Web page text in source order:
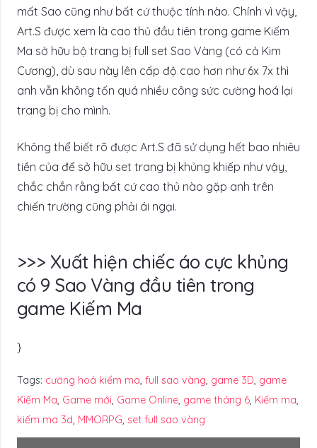
mất Sao cũng như bất cứ thuộc tính nào. Chính vì vậy,
Art.S được xem là cao thủ đầu tiên trong game Kiếm
Ma sở hữu bộ trang bị full set Sao Vàng (có cả Kim
Cương), dù sau này lên cấp độ cao hơn như 6x 7x thì
anh vẫn không tốn quá nhiều công sức cường hoá lại
trang bị cho mình.
Không thể biết rõ được Art.S đã sử dụng hết bao nhiêu
tiền của để sở hữu set trang bị khủng khiếp như vậy,
chắc chắn rằng bất cứ cao thủ nào gặp anh trên
chiến trường cũng phải ái ngại.
>>> Xuất hiện chiếc áo cực khủng
có 9 Sao Vàng đầu tiên trong
game Kiếm Ma
}
Tags: cường hoá kiếm ma, full sao vàng, game 3D, game
Kiếm Ma, Game mới, Game Online, game tháng 6, Kiếm ma,
kiếm ma 3d, MMORPG, set full sao vàng